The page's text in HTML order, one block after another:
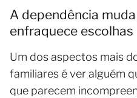
A dependência
enfraquece escolhas
Um dos aspectos mais
familiares é ver alguém
que parecem